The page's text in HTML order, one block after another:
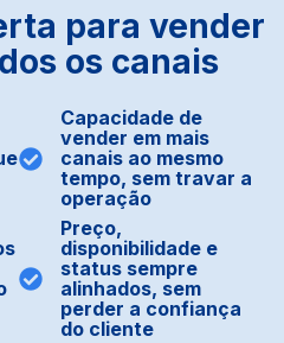
para vender
os canais
Capacidade de
vender em mais
canais ao mesmo
tempo, sem travar a
operação
Preço,
disponibilidade e
status sempre
alinhados, sem
perder a confiança
do cliente